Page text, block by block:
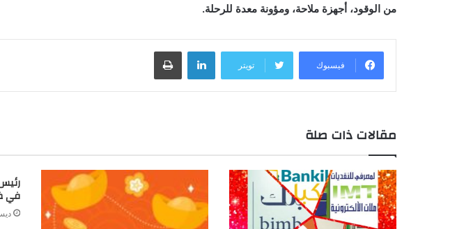
من الوقود، أجهزة ملاحة، ومؤونة معدة للرحلة.
فيسبوك تويتر
لينكدإن
مقالات ذات صلة
في